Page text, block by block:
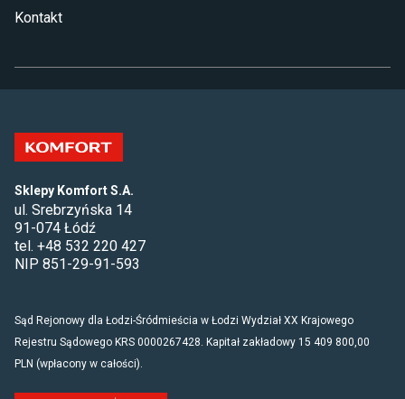
Kontakt
Sklepy Komfort S.A.
ul. Srebrzyńska 14
91-074 Łódź
tel. +48 532 220 427
NIP 851-29-91-593
Sąd Rejonowy dla Łodzi-Śródmieścia w Łodzi Wydział XX Krajowego
Rejestru Sądowego KRS 0000267428. Kapitał zakładowy 15 409 800,00
PLN (wpłacony w całości).